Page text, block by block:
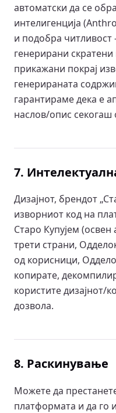
автоматски да се
интелигенција
и подобра
генерирани
прикажани покрај
генерираната
гарантираме дека е
наслов/опис секогаш
7.
Дизајнот, брендот
изворниот код на
Старо Купујем
трети страни,
од корисници,
копирате,
користите дизајнот/
дозвола.
8. Раскинување
Можете да
платформата и да го